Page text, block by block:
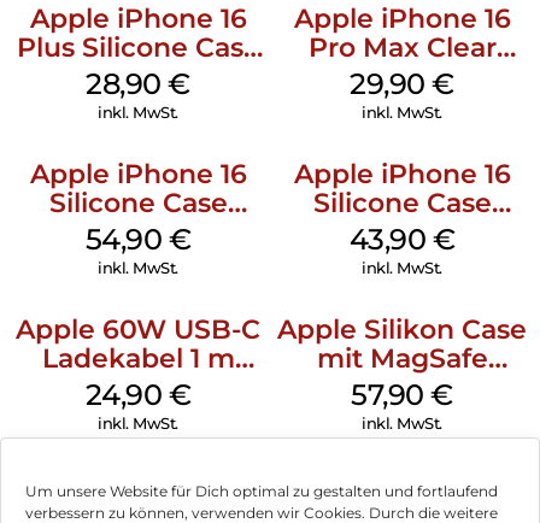
Um unsere Website für Dich optimal zu gestalten und fortlaufend
verbessern zu können, verwenden wir Cookies. Durch die weitere
Apple iPhone 16
Plus Silicone Case
MagSafe Black
28,90€
inkl. MwSt.
Apple iPhone 16
Pro Max Clear
Case MagSafe
Transparent
29,90€
inkl. MwSt.
Apple iPhone 16
Silicone Case
MagSafe Black
54,90 €
inkl. MwSt.
Apple iPhone 16
Silicone Case
MagSafe Plum
43,90 €
inkl. MwSt.
Apple 60W USB-C
Ladekabel 1 m
Weiß
24,90 €
inkl. MwSt.
Apple Silikon Case
mit MagSafe
iPhone 14 Pro
(PRODUCT)RED
57,90€
inkl. MwSt.